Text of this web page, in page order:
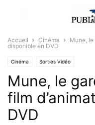
Accueil Cinéma
Mune, le
disponible en DVD
Cinéma Sorties Vidéo
Mune, le
film
DVD